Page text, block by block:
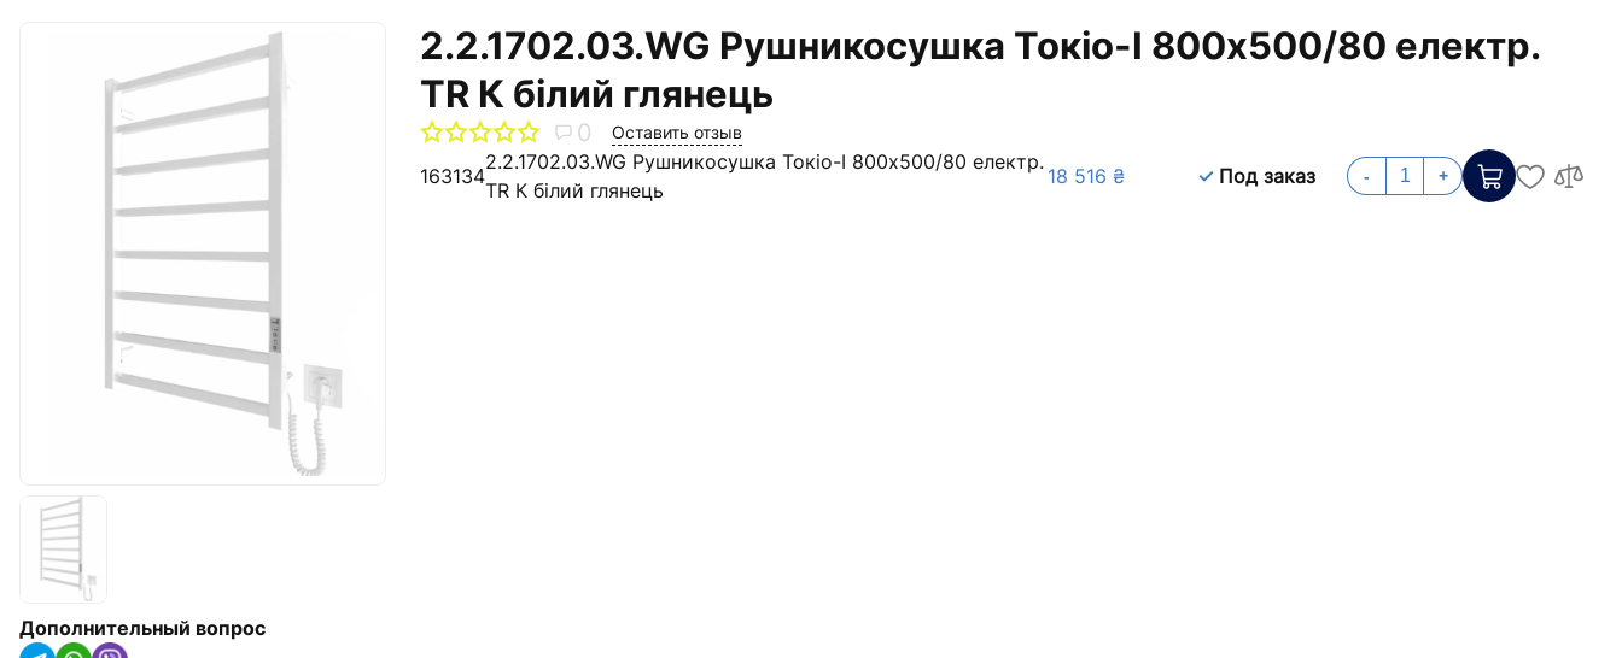
Напольное отопление
Инсталляционные системы,
сифоны и дренажные каналы
Запорная и регулирующая
конвекторы и
полотенцесушители
Оборудование для котельных
Гидроаккумуляторы
Насосное оборудование
Системы капельного орошения
Дополнительный вопрос
2.2.1702.03.WG Рушникосушка Токіо-I 800х500/80 електр.
TR К білий глянець
0 Оставить отзыв
163134
2.2.1702.03.WG Рушникосушка Токіо-I 800х500/80 електр.
TR К білий глянець
18 516 ₴ Под заказ - +